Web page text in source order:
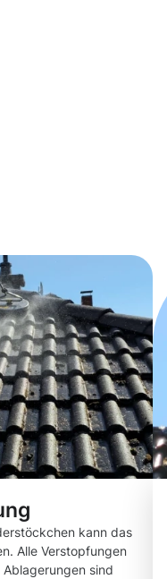
kann das
Alle Verstopfungen
sind